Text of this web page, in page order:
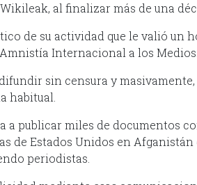
al finalizar más de una
de su actividad que le valió un
Internacional a los Medios.
sin censura y
habitual.
a publicar miles de documentos
de Estados Unidos en
periodistas.